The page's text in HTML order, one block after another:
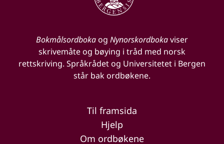
Bokmålsordbokaog Nynorskordbokaviser
skrivemåte og bøying i tråd med norsk
rettskriving. Språkrådet og Universitetet i Bergen
står bak ordbøkene.
Til framsida
Hjelp
Om ordbøkene